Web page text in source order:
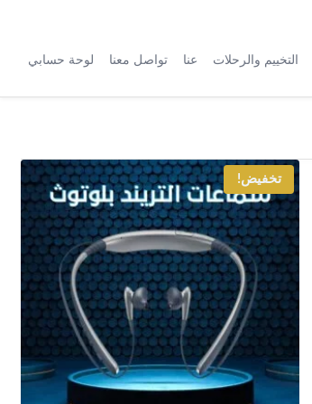
التخييم والرحلات عنا تواصل معنا لوحة حسابي
تخفيض!